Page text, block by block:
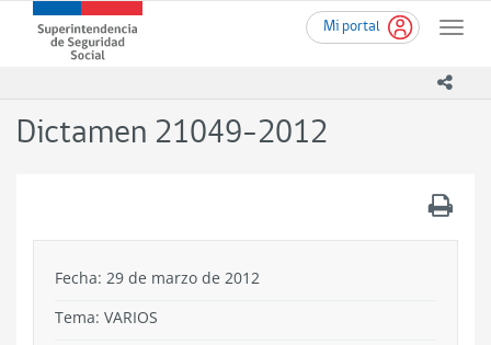
contenido
Mi portal
Toggle
Superintendencia
de
-
Dictamen 21049-2012
Fecha: 29 de marzo de 2012
Tema: VARIOS